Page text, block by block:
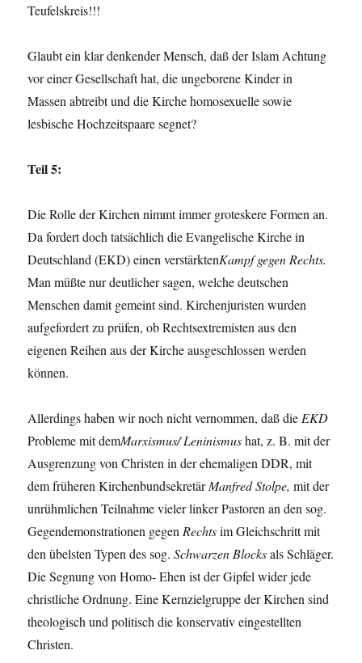
Teufelskreis!!!
Glaubt ein klar denkender Mensch, daß der Islam Achtung
vor einer Gesellschaft hat, die ungeborene Kinder in
Massen abtreibt und die Kirche homosexuelle sowie
lesbische Hochzeitspaare segnet?
Teil 5:
Die Rolle der Kirchen nimmt immer groteskere Formen an.
Da fordert doch tatsächlich die Evangelische Kirche in
Deutschland (EKD) einen verstärktenKampf gegen Rechts.
Man müßte nur deutlicher sagen, welche deutschen
Menschen damit gemeint sind. Kirchenjuristen wurden
aufgefordert zu prüfen, ob Rechtsextremisten aus den
eigenen Reihen aus der Kirche ausgeschlossen werden
können.
Allerdings haben wir noch nicht vernommen, daß die EKD
Probleme mit demMarxismus/ Leninismushat, z. B. mit der
Ausgrenzung von Christen in der ehemaligen DDR, mit
dem früheren KirchenbundsekretärManfred Stolpe,mit der
unrühmlichen Teilnahme vieler linker Pastoren an den sog.
Gegendemonstrationen gegen Rechtsim Gleichschritt mit
den übelsten Typen des sog.Schwarzen Blocksals Schläger.
Die Segnung von Homo- Ehen ist der Gipfel wider jede
christliche Ordnung. Eine Kernzielgruppe der Kirchen sind
theologisch und politisch die konservativ eingestellten
Christen.